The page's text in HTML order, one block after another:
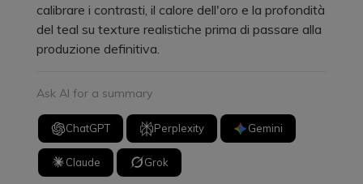
calibrare i contrasti, il calore dell'oro e la profondità
del teal su texture realistiche prima di passare alla
produzione definitiva.
Ask AI for a summary
ChatGPT Perplexity Gemini
Claude Grok